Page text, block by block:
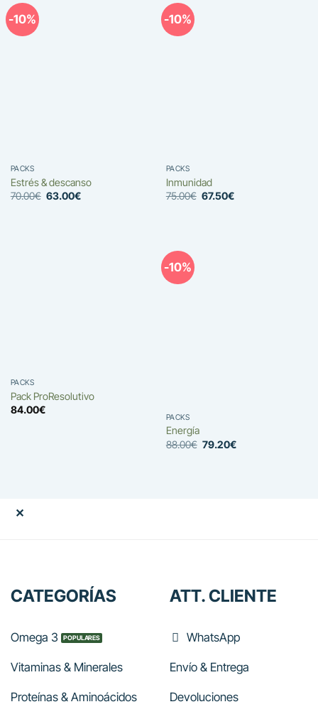
-10%
PACKS
Estrés & descanso
70.00€ El
63.00€El
-10%
PACKS
Inmunidad
75.00€ El
67.50€El
PACKS
Pack ProResolutivo
84.00€
-10%
PACKS
Energía
88.00€ El
79.20€El
✕
CATEGORÍAS
Omega 3
Vitaminas & Minerales
Proteínas & Aminoácidos
ATT. CLIENTE
WhatsApp
Envío & Entrega
Devoluciones